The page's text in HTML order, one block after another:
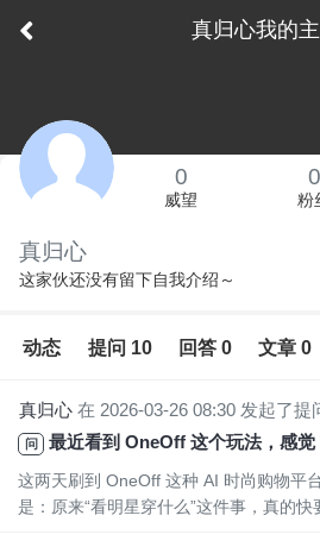
真归心我的
下拉刷新
0
威望
0
粉
真归心
这家伙还没有留下自我介绍～
动态 提问 10 回答 0 文章 0
真归心 在 2026-03-26 08:30 发起了提
问 最近看到 OneOff 这个玩法，感觉
这两天刷到 OneOff 这种 AI 时尚购物平
是：原来“看明星穿什么”这件事，真的快